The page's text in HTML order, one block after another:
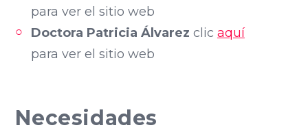
para ver el sitio web
Doctora Patricia Álvarez clic aquí
para ver el sitio web
Necesidades